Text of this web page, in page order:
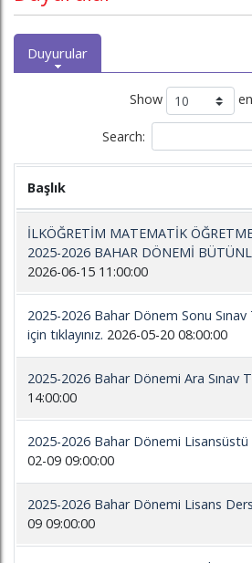
Duyurular
Show
Search:
Başlık
İLKÖĞRETİM MATEMATİK
2025-2026 BAHAR DÖNEMİ
2026-06-15 11:00:00
2025-2026 Bahar Dönem Sonu
için tıklayınız. 2026-05-20 08:00:00
2025-2026 Bahar Dönemi Ara Sınav
14:00:00
2025-2026 Bahar Dönemi Lisansüstü
02-09 09:00:00
2025-2026 Bahar Dönemi Lisans
09 09:00:00